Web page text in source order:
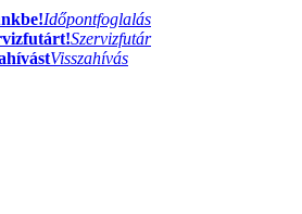
Időpontfoglalás
Szervizfutár
Visszahívás